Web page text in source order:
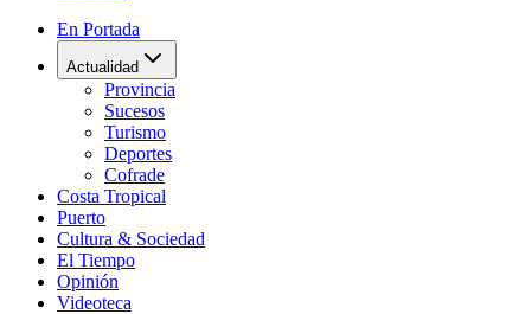
En Portada
Actualidad
Provincia
Sucesos
Turismo
Deportes
Cofrade
Costa Tropical
Puerto
Cultura & Sociedad
El Tiempo
Opinión
Videoteca